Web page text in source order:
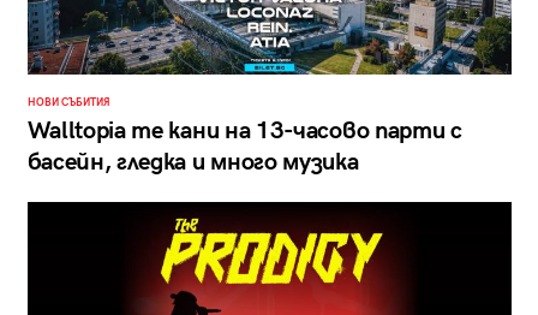
НОВИ СЪБИТИЯ
Walltopia те кани на 13-часово парти с
басейн, гледка и много музика